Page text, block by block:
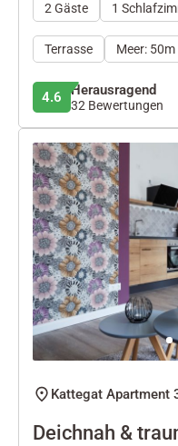
2 Gäste 1
Terrasse Meer: 50m
4.6 Herausragend
32 Bewertungen
Kattegat Apartment
Deichnah &